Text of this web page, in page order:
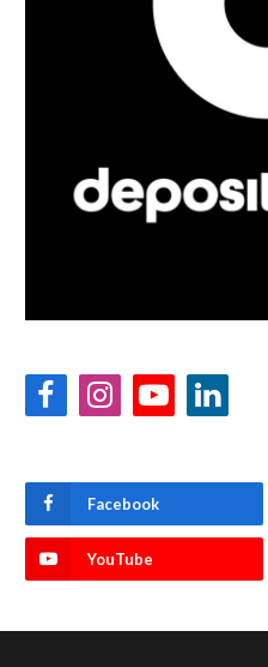
FacebookInstagramYouTubeLinkedIn
Facebook
YouTube